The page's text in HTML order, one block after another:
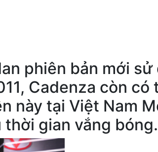
phiên bản mới
Cadenza còn
này tại Việt Nam
gian vắng bóng.